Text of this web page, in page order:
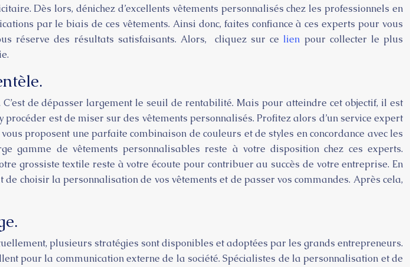
Dès lors, dénichez d’excellents vêtements personnalisés chez les professionnels en
par le biais de ces vêtements. Ainsi donc, faites confiance à ces experts pour vous
réserve des résultats satisfaisants. Alors, cliquez sur ce lien pour collecter le plus
de dépasser largement le seuil de rentabilité. Mais pour atteindre cet objectif, il est
est de miser sur des vêtements personnalisés. Profitez alors d’un service expert
proposent une parfaite combinaison de couleurs et de styles en concordance avec les
gamme de vêtements personnalisables reste à votre disposition chez ces experts.
grossiste textile reste à votre écoute pour contribuer au succès de votre entreprise. En
choisir la personnalisation de vos vêtements et de passer vos commandes. Après cela,
plusieurs stratégies sont disponibles et adoptées par les grands entrepreneurs.
pour la communication externe de la société. Spécialistes de la personnalisation et de